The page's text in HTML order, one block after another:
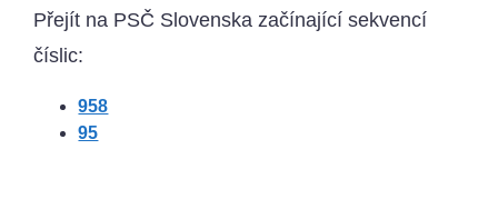
Přejít na PSČ Slovenska začínající sekvencí
číslic:
958
95